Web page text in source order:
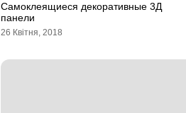
Самоклеящиеся декоративные 3Д
панели
26 Квітня, 2018